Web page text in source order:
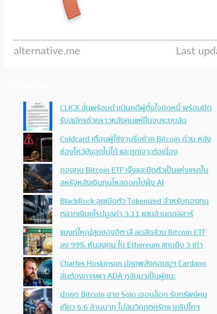
CLICX ลั่นพร้อมดำเนินคดีผู้ตั้งใจบิดหนี้ พร้อมปิด
รับสมัครชั่วคราวหลังคนแห่ยื่นจนระบบล้น
Coldcard เตือนผู้ใช้งานรีบย้าย Bitcoin ด่วน หลัง
ช่องโหว่ยังอุดไม่ได้ และถูกเจาะต่อเนื่อง
กองทุน Bitcoin ETF เจ๊งและปิดตัวเป็นแห่งแรกใน
สหรัฐหลังเงินทุนไหลออกไปฝั่ง AI
BlackRock ลุยเปิดตัว Tokenized สำหรับกองทุน
ตลาดเงินยุโรปมูลค่า 3.11 แสนล้านดอลลาร์
แบงก์ใหญ่สุดของอิตาลี ลดสัดส่วน Bitcoin ETF
ลง 99% หันลงทุน ใน Ethereum แทนถึง 3 เท่า
Charles Hoskinson ปลุกพลังคอมมูฯ Cardano
ลั่นต้องการพา ADA กลับมาเป็นผู้ชนะ
นักขุด Bitcoin สาย Solo เจอบล็อก รับทรัพย์คน
เดียว 6.6 ล้านบาท ไม่สนวิกฤตศรัทธาคริปโทฯ